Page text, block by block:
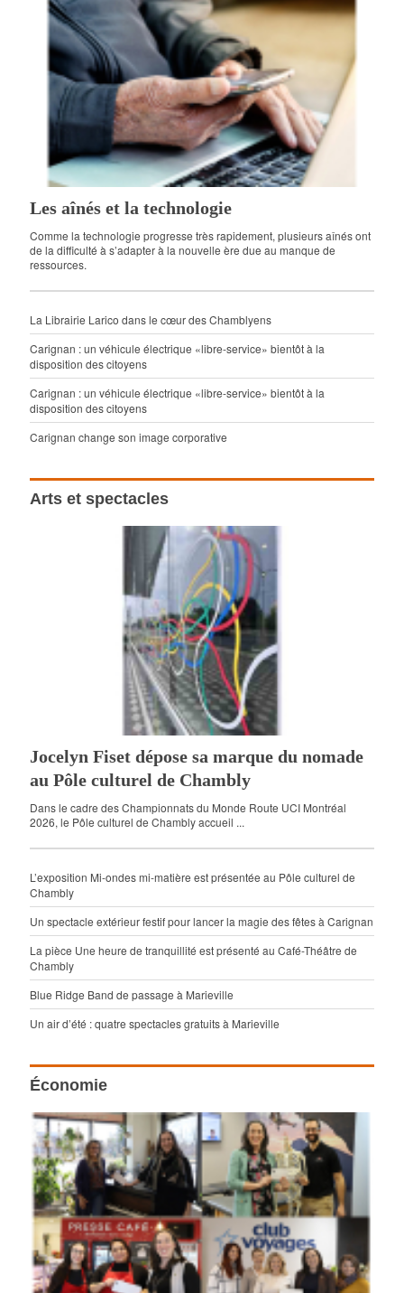
Les aînés et la technologie
Comme la technologie progresse très rapidement, plusieurs aînés ont
de la difficulté à s’adapter à la nouvelle ère due au manque de
ressources.
La Librairie Larico dans le cœur des Chamblyens
Carignan : un véhicule électrique «libre-service» bientôt à la
disposition des citoyens
Carignan : un véhicule électrique «libre-service» bientôt à la
disposition des citoyens
Carignan change son image corporative
Arts et spectacles
Jocelyn Fiset dépose sa marque du nomade
au Pôle culturel de Chambly
Dans le cadre des Championnats du Monde Route UCI Montréal
2026, le Pôle culturel de Chambly accueil ...
L’exposition Mi-ondes mi-matière est présentée au Pôle culturel de
Chambly
Un spectacle extérieur festif pour lancer la magie des fêtes à Carignan
La pièce Une heure de tranquillité est présenté au Café-Théâtre de
Chambly
Blue Ridge Band de passage à Marieville
Un air d’été : quatre spectacles gratuits à Marieville
Économie